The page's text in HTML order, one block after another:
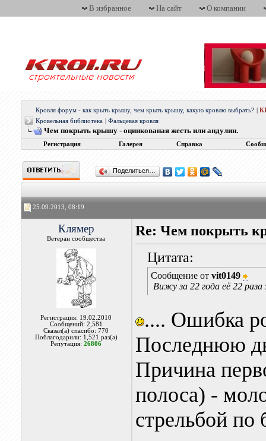
В избранное На сайт О компании
Кровля форум - как крыть крышу, чем крыть крышу, какую кровлю выбрать?
Кровельная библиотека
Фальцевая кровля
Чем покрыть крышу - оцинкованая жесть или андулин.
Регистрация Галерея Справка
Поделиться…
25.09.2013, 08:19
Клямер
Ветеран сообщества
Регистрация: 19.02.2010
Сообщений: 2,581
Сказал(а) спасибо: 770
Поблагодарили: 1,521 раз(а)
Репутация:26806
Re: Чем покрыть
Цитата:
Сообщение от vit0149
Вижу за 22 года её 22
.... Ошибка
Последнюю
Причина
полоса) -
стрельбой по